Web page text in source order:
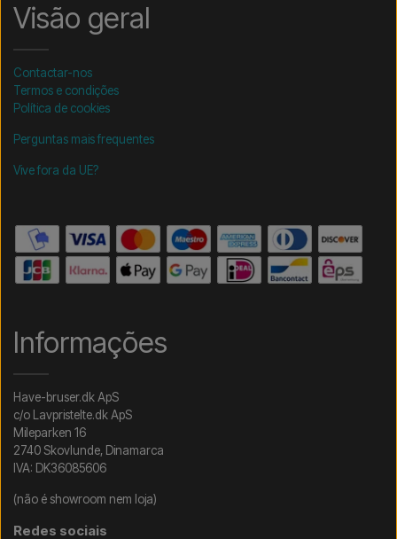
Visão geral
Contactar-nos
Termos e condições
Política de cookies
Perguntas mais frequentes
Vive fora da UE?
Informações
Have-bruser.dk ApS
c/o Lavpristelte.dk ApS
Mileparken 16
2740 Skovlunde, Dinamarca
IVA: DK36085606
(não é showroom nem loja)
Redes sociais